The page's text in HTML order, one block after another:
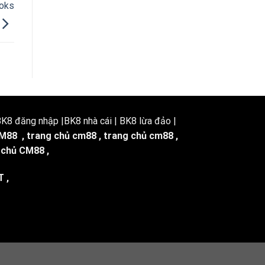
đăng nhập |BK8 nhà cái | BK8 lừa đảo |
, trang chủ cm88, trang chủ cm88,
CM88 ,
,